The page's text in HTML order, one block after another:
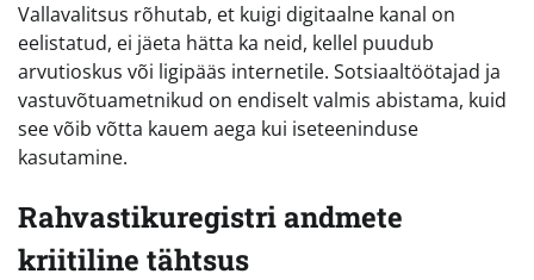
Vallavalitsus rõhutab, et kuigi digitaalne kanal on
eelistatud, ei jäeta hätta ka neid, kellel puudub
arvutioskus või ligipääs internetile. Sotsiaaltöötajad ja
vastuvõtuametnikud on endiselt valmis abistama, kuid
see võib võtta kauem aega kui iseteeninduse
kasutamine.
Rahvastikuregistri andmete
kriitiline tähtsus